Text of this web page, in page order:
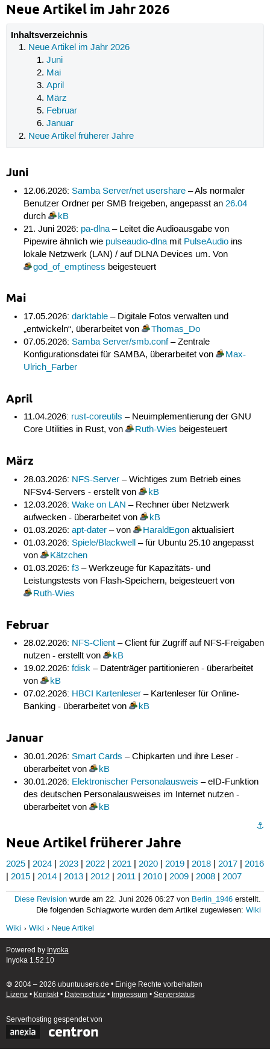
Neue Artikel im Jahr 2026
Inhaltsverzeichnis
Neue Artikel im Jahr 2026
Juni
Mai
April
März
Februar
Januar
Neue Artikel früherer Jahre
Juni
12.06.2026:Samba Server/net usershare – Als normaler
Benutzer Ordner per SMB freigeben, angepasst an26.04
durch
kB
21. Juni 2026: pa-dlna– Leitet die Audioausgabe von
Pipewire ähnlich wie pulseaudio-dlnamit PulseAudio ins
lokale Netzwerk (LAN) / auf DLNA Devices um. Von
god_of_emptiness beigesteuert
Mai
17.05.2026:darktable – Digitale Fotos verwalten und
„entwickeln“, überarbeitet von
Thomas_Do
07.05.2026:Samba Server/smb.conf– Zentrale
Konfigurationsdatei für SAMBA, überarbeitet von
Max-
Ulrich_Farber
April
11.04.2026: rust-coreutils – Neuimplementierung der GNU
Core Utilities in Rust, von
Ruth-Wies beigesteuert
März
28.03.2026: NFS-Server – Wichtiges zum Betrieb eines
NFSv4-Servers - erstellt von
kB
12.03.2026:Wake on LAN – Rechner über Netzwerk
aufwecken - überarbeitet von
kB
01.03.2026:apt-dater – von HaraldEgon aktualisiert
01.03.2026:Spiele/Blackwell – für Ubuntu 25.10 angepasst
von
Kätzchen
01.03.2026:f3 – Werkzeuge für Kapazitäts- und
Leistungstests von Flash-Speichern, beigesteuert von
Ruth-Wies
Februar
28.02.2026: NFS-Client – Client für Zugriff auf NFS-Freigaben
nutzen - erstellt von
kB
19.02.2026:fdisk – Datenträger partitionieren - überarbeitet
von
kB
07.02.2026: HBCI Kartenleser – Kartenleser für Online-
Banking - überarbeitet von
kB
Januar
30.01.2026:Smart Cards – Chipkarten und ihre Leser -
überarbeitet von
kB
30.01.2026: Elektronischer Personalausweis – eID-Funktion
des deutschen Personalausweises im Internet nutzen -
überarbeitet von
kB
⚓︎
Neue Artikel früherer Jahre
2025| 2024| 2023| 2022| 2021| 2020| 2019| 2018| 2017| 2016
2015| 2014| 2013| 2012| 2011| 2010| 2009| 2008| 2007
Diese Revision wurde am 22. Juni 2026 06:27 von Berlin_1946 erstellt.
Die folgenden Schlagworte wurden dem Artikel zugewiesen:Wiki
Wiki
Wiki Neue Artikel
Powered by Inyoka
Inyoka 1.52.10
🄯 2004 – 2026 ubuntuusers.de • Einige Rechte vorbehalten
Lizenz• Kontakt• Datenschutz• Impressum• Serverstatus
Serverhosting gespendet von